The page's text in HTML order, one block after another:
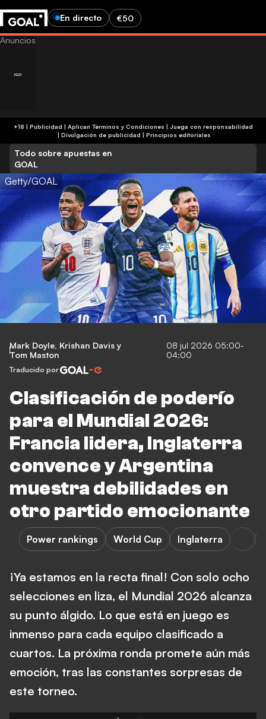
En directo €50
+18 | Publicidad | Aplican Términos y Condiciones | Juega con responsabilidad
| Divulgación de publicidad | Principios editoriales
Todo sobre apuestas en
GOAL
Getty/GOAL
Mark Doyle, Krishan Davis y
Tom Maston
08 jul 2026 05:00-
04:00
Traducido por
Clasificación de poderío
para el Mundial 2026:
Francia lidera, Inglaterra
convence y Argentina
muestra debilidades en
otro partido emocionante
Power rankings World Cup Inglaterra
¡Ya estamos en la recta final! Con solo ocho
selecciones en liza, el Mundial 2026 alcanza
su punto álgido. Lo que está en juego es
inmenso para cada equipo clasificado a
cuartos. La próxima ronda promete aún más
emoción, tras las constantes sorpresas de
este torneo.